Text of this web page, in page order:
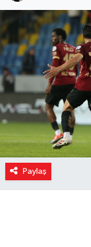
Paylaş
Haber Arşivi